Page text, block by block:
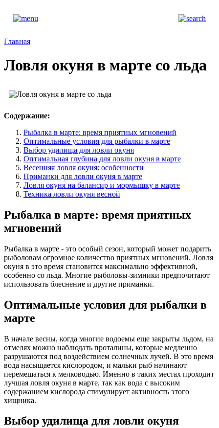
Главная
Ловля окуня в марте со льда
Содержание:
Рыбалка в марте: время приятных мгновений
Оптимальные условия для рыбалки в марте
Выбор удилища для ловли окуня
Оптимальная глубина для ловли окуня в марте
Весенняя ловля окуня: особенности
Приманки для ловли окуня в марте
Ловля окуня на балансир и мормышку в марте
Техника ловли окуня весной
Рыбалка в марте: время приятных
мгновений
Рыбалка в марте - это особый сезон, который может подарить
рыболовам огромное количество приятных мгновений. Ловля
окуня в это время становится максимально эффективной,
особенно со льда. Многие рыболовы-зимники предпочитают
использовать блеснение и другие приманки.
Оптимальные условия для рыбалки в
марте
В начале весны, когда многие водоемы еще закрыты льдом, на
отмелях можно наблюдать проталины, которые медленно
разрушаются под воздействием солнечных лучей. В это время
вода насыщается кислородом, и мальки рыб начинают
перемещаться к мелководью. Именно в таких местах проходит
лучшая ловля окуня в марте, так как вода с высоким
содержанием кислорода стимулирует активность этого
хищника.
Выбор удилища для ловли окуня